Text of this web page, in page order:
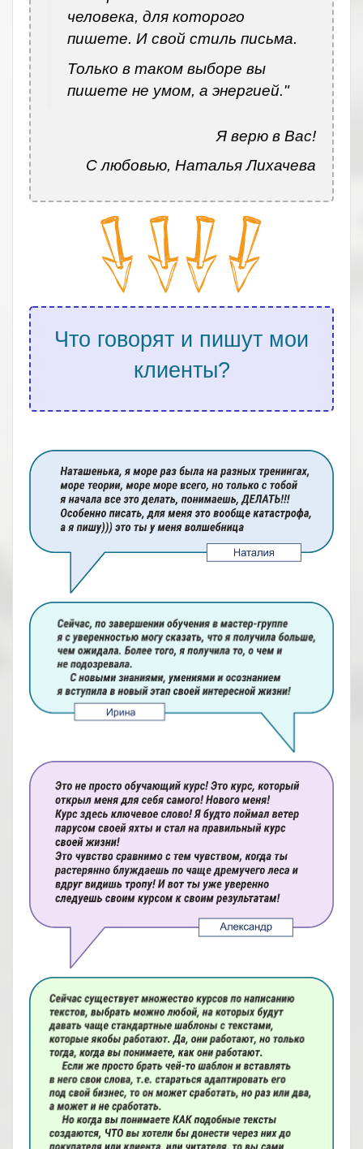
человека, для которого
пишете. И свой стиль письма.
Только в таком выборе вы
пишете не умом, а энергией."
Я верю в Вас!
С любовью, Наталья Лихачева
Что говорят и пишут мои
клиенты?